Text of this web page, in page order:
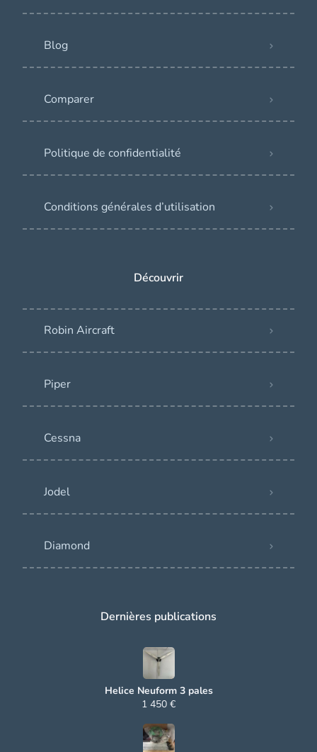
Blog
Comparer
Politique de confidentialité
Conditions générales d’utilisation
Découvrir
Robin Aircraft
Piper
Cessna
Jodel
Diamond
Dernières publications
Helice Neuform 3 pales
1 450 €